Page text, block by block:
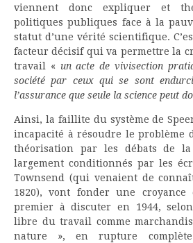
viennent donc expliquer et
politiques publiques face à la
statut d’une vérité scientifique.
facteur décisif qui va permettre la
travail « un acte de vivisection
société par ceux qui se sont
l’assurance que seule la science peut
Ainsi, la faillite du système de
incapacité à résoudre le problème
théorisation par les débats de la
largement conditionnés par les
Townsend (qui venaient de
1820), vont fonder une
premier à discuter en 1944,
libre du travail comme
nature », en rupture